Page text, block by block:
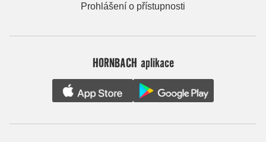
Prohlášení o přístupnosti
HORNBACH aplikace